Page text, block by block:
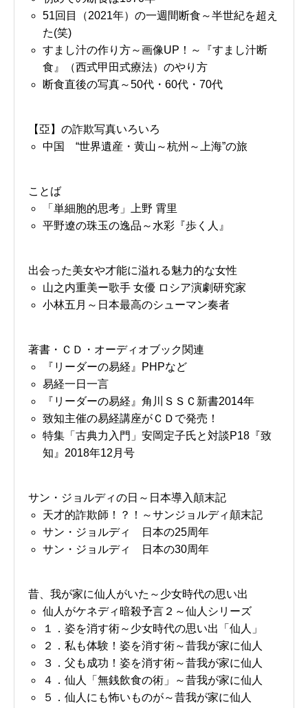
51回目（2021年）の一週間断食～半世紀を超え
た(笑)
すまし汁の作り方～画像UP！～『すまし汁断
食』（西式甲田式療法）のやり方
断食直後の写真～50代・60代・70代
【亞】の詐欺写真いろいろ
中国 “世界遺産・黄山～杭州～上海”の旅
ことば
「単細胞的思考」上野 霄里
平野遼の珠玉の逸品～水彩『歩く人』
出会った美女や才能に溢れる魅力的な女性
山之内重美ー歌手 女優 ロシア演劇研究家
小林五月～日本最高のシューマン奏者
著書・ＣＤ・オーディオブック関連
『リーダーの易経』PHPなど
易経一日一言
『リーダーの易経』角川ＳＳＣ新書2014年
致知主催の易経講座がＣＤで発売！
特集「古典力入門」安岡定子氏と対談P18『致
知』2018年12月号
サン・ジョルディの日～日本導入顛末記
天才的詐欺師！？！～サンジョルディ顛末記
サン・ジョルディ 日本の25周年
サン・ジョルディ 日本の30周年
昔、我が家に仙人がいた～少女時代の思い出
仙人がケネディ暗殺予言２～仙人シリーズ
１．姿を消す術～少女時代の思い出「仙人」
２．私も体験！姿を消す術～昔我が家に仙人
３．父も成功！姿を消す術～昔我が家に仙人
４．仙人「無銭飲食の術」～昔我が家に仙人
５．仙人にも怖いものが～昔我が家に仙人